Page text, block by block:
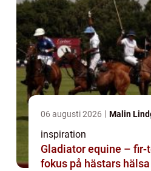
06 augusti 2026 Malin
inspiration
Gladiator equine – fir-
fokus på hästars